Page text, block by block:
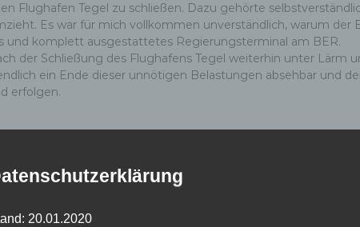
Flughafen Tegel zu schließen. Dazu gehörte
Es war für mich vollkommen unverständlich, warum
und komplett ausgestattetes Regierungsterminal am BER.
der Schließung des Flughafens Tegel weiterhin unter Lärm
ein Ende dieser unnötigen Belastungen absehbar und
erfolgen.
zum BER sofort einleiten
20.01.2020